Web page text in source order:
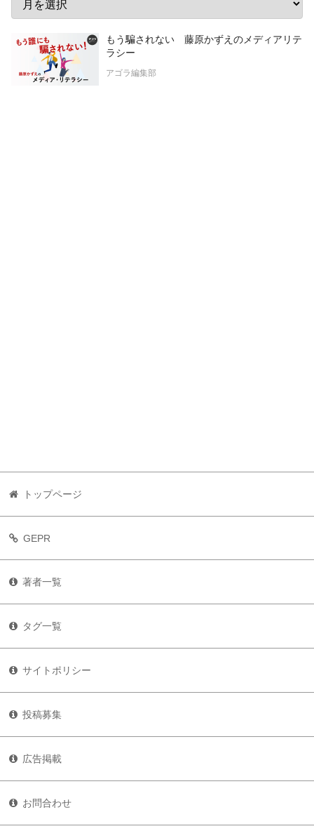
もう騙されない 藤原かずえのメディアリテ
ラシー
アゴラ編集部
トップページ
GEPR
著者一覧
タグ一覧
サイトポリシー
投稿募集
広告掲載
お問合わせ